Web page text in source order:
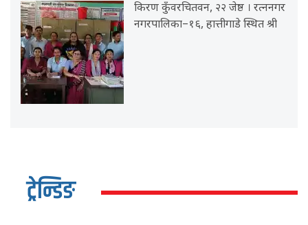
किरण कुँवरचितवन, २२ जेष्ठ । रत्ननगर
नगरपालिका–१६, हात्तीगाडे स्थित श्री
ट्रेन्डिङ